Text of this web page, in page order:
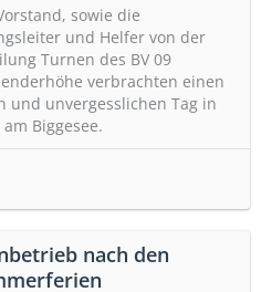
sowie die
und Helfer von der
Turnen des BV 09
verbrachten einen
und unvergesslichen Tag in
Biggesee.
nach den